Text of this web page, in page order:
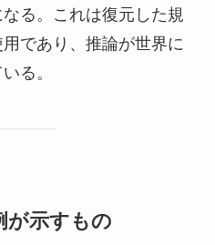
る。これは復元した規
であり、推論が世界に
る。
示すもの